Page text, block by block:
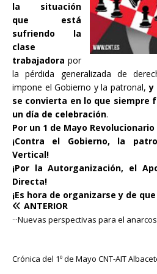
la situación
que está
sufriendo la
clase
trabajadora por
la pérdida generalizada de
impone el Gobierno y la patronal, y
se convierta en lo que siempre
un día de celebración.
Por un 1 de Mayo Revolucionario
¡Contra el Gobierno, la
Vertical!
¡Por la Autorganización, el
Directa!
¡Es hora de organizarse y de
ANTERIOR
···Nuevas perspectivas para el
Crónica del 1º de Mayo CNT-AIT